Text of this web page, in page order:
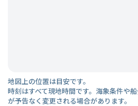
地図上の位置は目安です。
時刻はすべて現地時間です。海象条件や
が予告なく変更される場合があります。